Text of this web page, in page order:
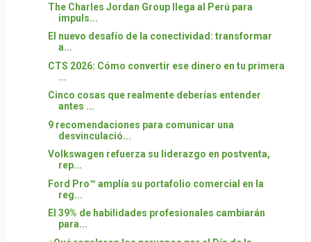
The Charles Jordan Group llega al Perú para
impuls...
El nuevo desafío de la conectividad: transformar
a...
CTS 2026: Cómo convertir ese dinero en tu primera
...
Cinco cosas que realmente deberías entender
antes ...
9 recomendaciones para comunicar una
desvinculació...
Volkswagen refuerza su liderazgo en postventa,
rep...
Ford Pro™ amplía su portafolio comercial en la
reg...
El 39% de habilidades profesionales cambiarán
para...